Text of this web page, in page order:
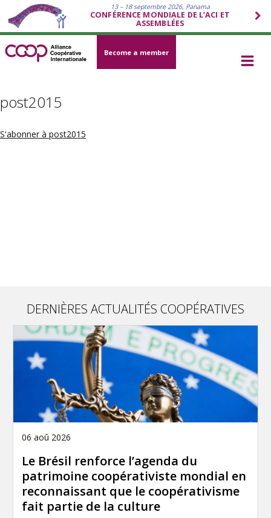
13 – 18 septembre 2026, Panama
CONFÉRENCE MONDIALE DE L’ACI ET
ASSEMBLÉES
Become a member
post2015
S'abonner à post2015
DERNIÈRES ACTUALITÉS COOPÉRATIVES
06 aoû 2026
Le Brésil renforce l’agenda du
patrimoine coopérativiste mondial en
reconnaissant que le coopérativisme
fait partie de la culture